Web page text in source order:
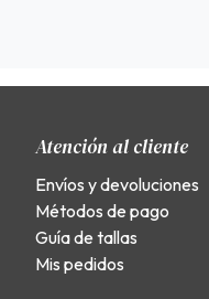
Atención al cliente
Envíos y devoluciones
Métodos de pago
Guía de tallas
Mis pedidos